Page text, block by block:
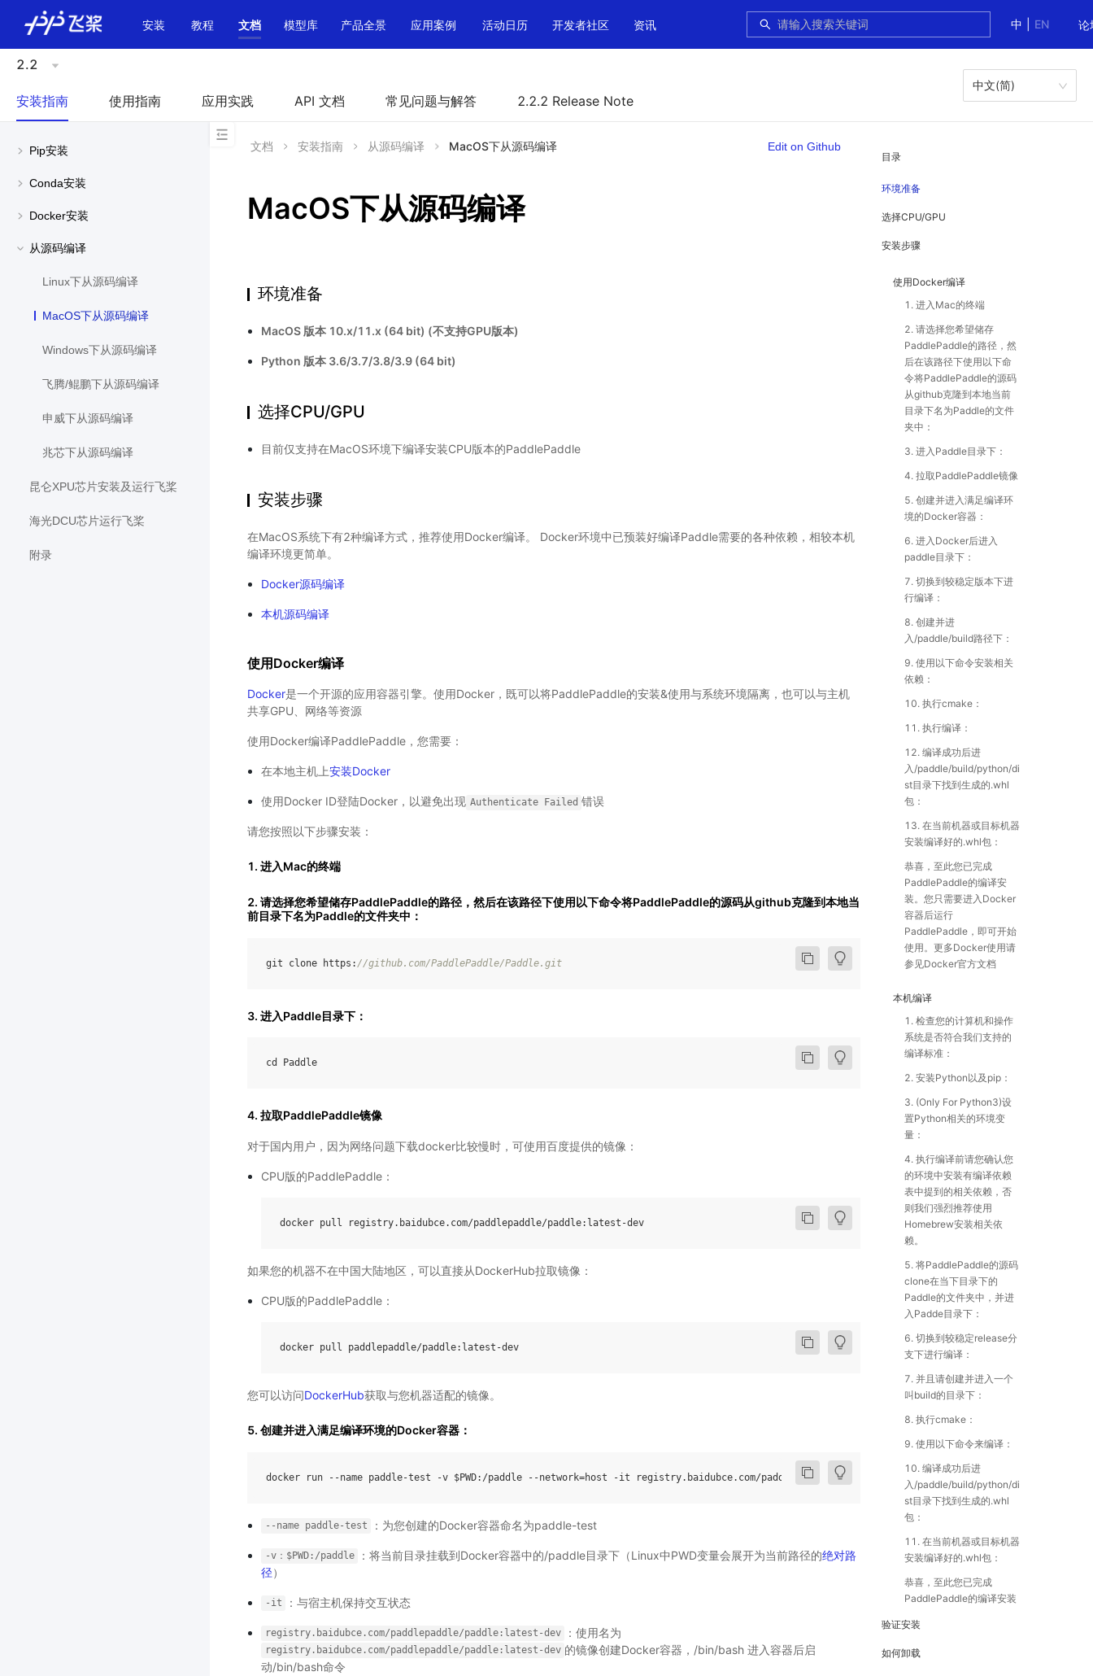
中
EN 论
安装 教程 文档 模型库 产品全景 应用案例 活动日历 开发者社区 资讯
2.2
安装指南 使用指南 应用实践 API 文档 常见问题与解答 2.2.2 Release Note
中文(简)
Pip安装
Conda安装
Docker安装
从源码编译
Linux下从源码编译
MacOS下从源码编译
Windows下从源码编译
飞腾/鲲鹏下从源码编译
申威下从源码编译
兆芯下从源码编译
昆仑XPU芯片安装及运行飞桨
海光DCU芯片运行飞桨
附录
目录
环境准备
选择CPU/GPU
安装步骤
使用Docker编译
1. 进入Mac的终端
2. 请选择您希望储存
PaddlePaddle的路径，然
后在该路径下使用以下命
令将PaddlePaddle的源码
从github克隆到本地当前
目录下名为Paddle的文件
夹中：
3. 进入Paddle目录下：
4. 拉取PaddlePaddle镜像
5. 创建并进入满足编译环
境的Docker容器：
6. 进入Docker后进入
paddle目录下：
7. 切换到较稳定版本下进
行编译：
8. 创建并进
入/paddle/build路径下：
9. 使用以下命令安装相关
依赖：
10. 执行cmake：
11. 执行编译：
12. 编译成功后进
入/paddle/build/python/di
st目录下找到生成的.whl
包：
13. 在当前机器或目标机器
安装编译好的.whl包：
恭喜，至此您已完成
PaddlePaddle的编译安
装。您只需要进入Docker
容器后运行
PaddlePaddle，即可开始
使用。更多Docker使用请
参见Docker官方文档
本机编译
1. 检查您的计算机和操作
系统是否符合我们支持的
编译标准：
2. 安装Python以及pip：
3. (Only For Python3)设
置Python相关的环境变
量：
4. 执行编译前请您确认您
的环境中安装有编译依赖
表中提到的相关依赖，否
则我们强烈推荐使用
Homebrew安装相关依
赖。
5. 将PaddlePaddle的源码
clone在当下目录下的
Paddle的文件夹中，并进
入Padde目录下：
6. 切换到较稳定release分
支下进行编译：
7. 并且请创建并进入一个
叫build的目录下：
8. 执行cmake：
9. 使用以下命令来编译：
10. 编译成功后进
入/paddle/build/python/di
st目录下找到生成的.whl
包：
11. 在当前机器或目标机器
安装编译好的.whl包：
恭喜，至此您已完成
PaddlePaddle的编译安装
验证安装
如何卸载
文档 安装指南 从源码编译 MacOS下从源码编译 Edit on Github
MacOS下从源码编译
环境准备
MacOS 版本 10.x/11.x (64 bit) (不支持GPU版本)
Python 版本 3.6/3.7/3.8/3.9 (64 bit)
选择CPU/GPU
目前仅支持在MacOS环境下编译安装CPU版本的PaddlePaddle
安装步骤
在MacOS系统下有2种编译方式，推荐使用Docker编译。 Docker环境中已预装好编译Paddle需要的各种依赖，相较本机
编译环境更简单。
Docker源码编译
本机源码编译
使用Docker编译
Docker是一个开源的应用容器引擎。使用Docker，既可以将PaddlePaddle的安装&使用与系统环境隔离，也可以与主机
共享GPU、网络等资源
使用Docker编译PaddlePaddle，您需要：
在本地主机上安装Docker
使用Docker ID登陆Docker，以避免出现 Authenticate Failed 错误
请您按照以下步骤安装：
1. 进入Mac的终端
2. 请选择您希望储存PaddlePaddle的路径，然后在该路径下使用以下命令将PaddlePaddle的源码从github克隆到本地当
前目录下名为Paddle的文件夹中：
git clone https : //github. com/PaddlePaddle/Paddle. git
3. 进入Paddle目录下：
cd Paddle
4. 拉取PaddlePaddle镜像
对于国内用户，因为网络问题下载docker比较慢时，可使用百度提供的镜像：
CPU版的PaddlePaddle：
docker pull registry. baidubce. com/paddlepaddle/paddle: latest -dev
如果您的机器不在中国大陆地区，可以直接从DockerHub拉取镜像：
CPU版的PaddlePaddle：
docker pull paddlepaddle/paddle: latest -dev
您可以访问DockerHub获取与您机器适配的镜像。
5. 创建并进入满足编译环境的Docker容器：
--name paddle-test ：为您创建的Docker容器命名为paddle-test
-v：$PWD:/paddle ：将当前目录挂载到Docker容器中的/paddle目录下（Linux中PWD变量会展开为当前路径的绝对路
径）
-it ：与宿主机保持交互状态
registry.baidubce.com/paddlepaddle/paddle:latest-dev ：使用名为
registry.baidubce.com/paddlepaddle/paddle:latest-dev 的镜像创建Docker容器，/bin/bash 进入容器后启
动/bin/bash命令